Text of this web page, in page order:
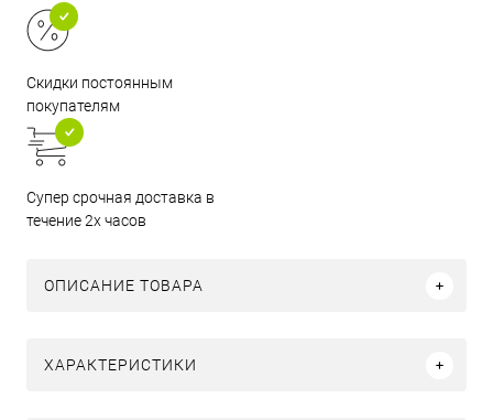
Скидки постоянным
покупателям
Супер срочная доставка в
течение 2х часов
ОПИСАНИЕ ТОВАРА
ХАРАКТЕРИСТИКИ